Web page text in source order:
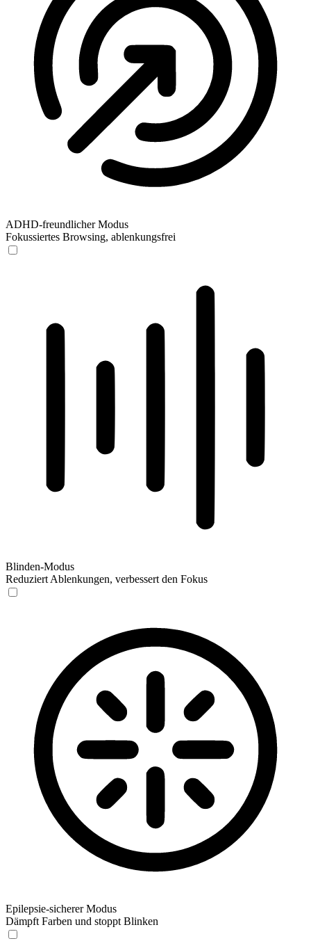
ADHD-freundlicher Modus
Fokussiertes Browsing, ablenkungsfrei
Blinden-Modus
Reduziert Ablenkungen, verbessert den Fokus
Epilepsie-sicherer Modus
Dämpft Farben und stoppt Blinken